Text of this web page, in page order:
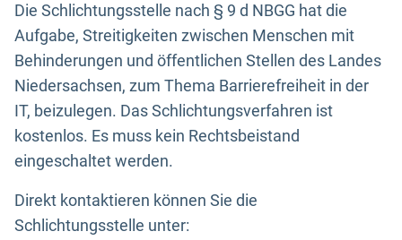
Die Schlichtungsstelle nach § 9 d NBGG hat die
Aufgabe, Streitigkeiten zwischen Menschen mit
Behinderungen und öffentlichen Stellen des Landes
Niedersachsen, zum Thema Barrierefreiheit in der
IT, beizulegen. Das Schlichtungsverfahren ist
kostenlos. Es muss kein Rechtsbeistand
eingeschaltet werden.
Direkt kontaktieren können Sie die
Schlichtungsstelle unter: